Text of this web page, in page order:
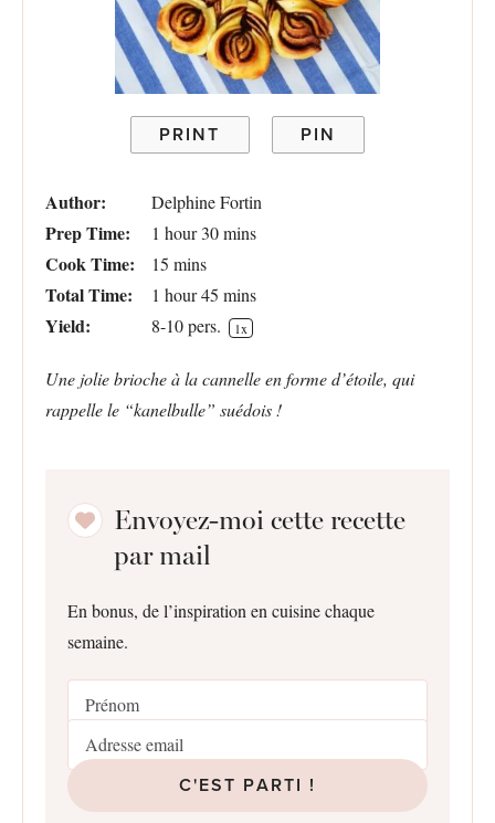
PRINT PIN
Author: Delphine Fortin
Prep Time: 1 hour 30 mins
Cook Time: 15 mins
Total Time: 1 hour 45 mins
Yield: 8-10pers. 1x
Une jolie brioche à la cannelle en forme d’étoile, qui
rappelle le “kanelbulle” suédois !
Envoyez-moi cette recette
par mail
En bonus, de l’inspiration en cuisine chaque
semaine.
C'EST PARTI !